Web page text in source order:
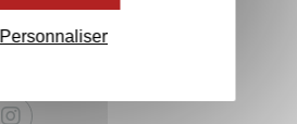
Personnaliser